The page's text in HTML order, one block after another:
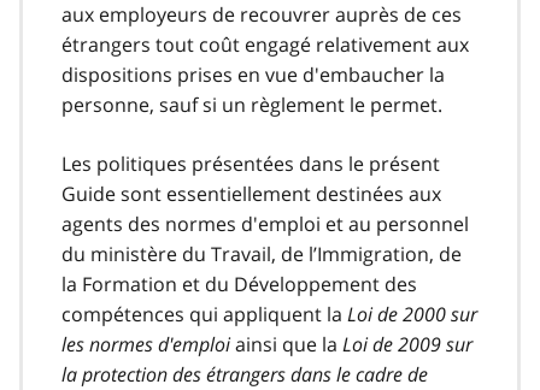
aux employeurs de recouvrer auprès de ces
étrangers tout coût engagé relativement aux
dispositions prises en vue d'embaucher la
personne, sauf si un règlement le permet.
Les politiques présentées dans le présent
Guide sont essentiellement destinées aux
agents des normes d'emploi et au personnel
du ministère du Travail, de l’Immigration, de
la Formation et du Développement des
compétences qui appliquent la Loi de 2000 sur
les normes d'emploiainsi que la Loi de 2009 sur
la protection des étrangers dans le cadre de